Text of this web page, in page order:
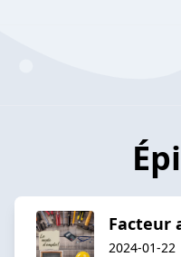
Facteur
2024-01-22